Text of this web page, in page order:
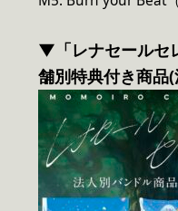
▼「レナセールセ
舗別特典付き商品